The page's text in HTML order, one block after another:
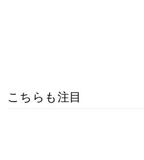
こちらも注目